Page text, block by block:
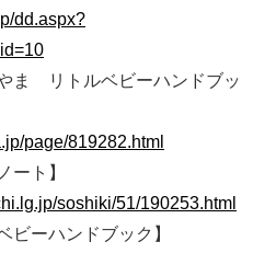
dd.aspx?
ま リトルベビーハンドブッ
page/819282.html
ート】
soshiki/51/190253.html
ビーハンドブック】